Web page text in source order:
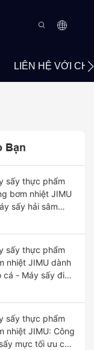
LIÊN HỆ VỚI
Bạn
sấy thực phẩm
bơm nhiệt JIMU
sấy hải sâm
công nghiệp
sấy thực phẩm
nhiệt JIMU dành
cá - Máy sấy điện
suất cao
sấy thực phẩm
nhiệt JIMU: Công
mực tối ưu cho